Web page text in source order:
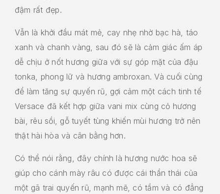
đậm rất đẹp.
Vẫn là khởi đầu mát mẻ, cay nhẹ nhờ bạc hà, táo
xanh và chanh vàng, sau đó sẽ là cảm giác ấm áp
dễ chịu ở nốt hương giữa với sự góp mặt của đậu
tonka, phong lữ và hương ambroxan. Và cuối cùng
để làm tăng sự quyến rũ, gợi cảm một cách tinh tế
Versace đã kết hợp giữa vani mix cùng cỏ hương
bài, rêu sồi, gỗ tuyết tùng khiến mùi hương trở nên
thật hài hòa và cân bằng hơn.
Có thể nói rằng, đây chính là hương nước hoa sẽ
giúp cho cánh mày râu có được cái thần thái của
một gã trai quyến rũ, mạnh mẽ, có tầm và có đẳng